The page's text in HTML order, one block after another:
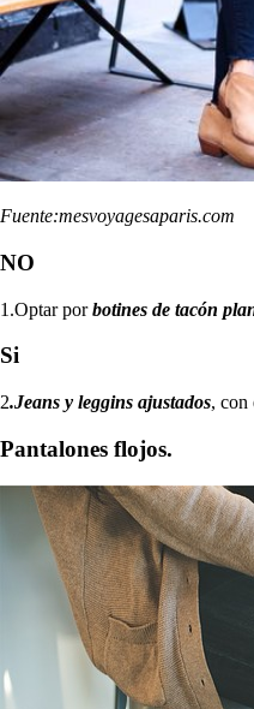
Fuente:mesvoyagesaparis.com
NO
1.Optar porbotines de tacón
Si
2.Jeans y leggins ajustados, con
Pantalones flojos.